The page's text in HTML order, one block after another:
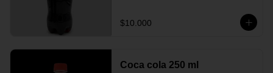
$10.000
Coca cola 250 ml